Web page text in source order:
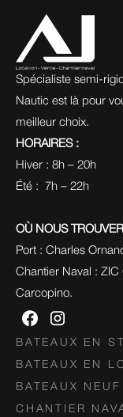
Spécialiste semi-
Nautic est là pour
meilleur choix.
HORAIRES :
Hiver : 8h – 20h
Été :  7h – 22h
OÙ NOUS
Port : Charles
Chantier Naval :
Carcopino.
BATEAUX EN
BATEAUX EN
BATEAUX NEUF
CHANTIER